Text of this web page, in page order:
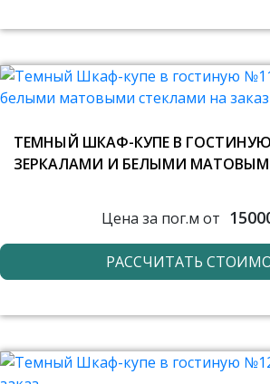
ТЕМНЫЙ ШКАФ-КУПЕ В
ЗЕРКАЛАМИ И БЕЛЫМИ
Цена за пог.м от
РАССЧИТАТЬ